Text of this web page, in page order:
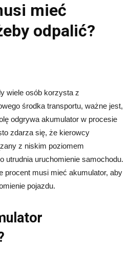
mieć
odpalić?
wiele osób korzysta z
środka transportu, ważne jest,
odgrywa akumulator w procesie
zdarza się, że kierowcy
z niskim poziomem
utrudnia uruchomienie samochodu.
procent musi mieć akumulator, aby
pojazdu.